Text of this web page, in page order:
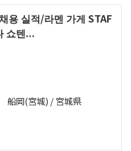
용 실적/라멘 가게 STAF
쇼텐...
岡(宮城) / 宮城県